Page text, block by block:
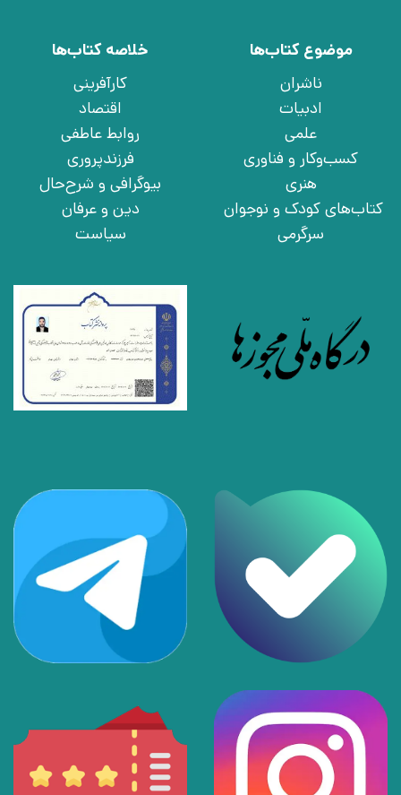
موضوع کتاب‌ها
ناشران
ادبیات
علمی
کسب‌وکار و فناوری
هنری
کتاب‌های کودک و نوجوان
سرگرمی
خلاصه کتاب‌ها
کارآفرینی
اقتصاد
روابط عاطفی
فرزندپروری
بیوگرافی و شرح‌حال
دین و عرفان
سیاست